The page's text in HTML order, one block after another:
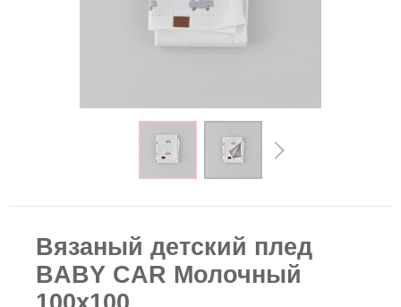
Вязаный детский плед
BABY CAR Молочный